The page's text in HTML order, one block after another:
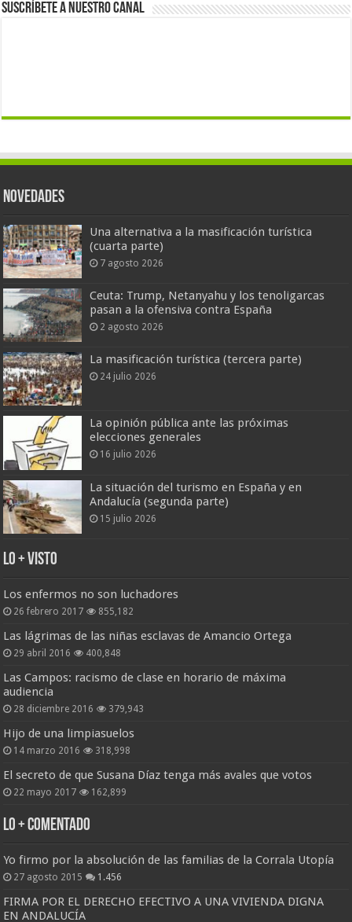
Suscríbete a nuestro canal
Novedades
Una alternativa a la masificación turística
(cuarta parte)
7 agosto 2026
Ceuta: Trump, Netanyahu y los tenoligarcas
pasan a la ofensiva contra España
2 agosto 2026
La masificación turística (tercera parte)
24 julio 2026
La opinión pública ante las próximas
elecciones generales
16 julio 2026
La situación del turismo en España y en
Andalucía (segunda parte)
15 julio 2026
Lo + Visto
Los enfermos no son luchadores
26 febrero 2017 855,182
Las lágrimas de las niñas esclavas de Amancio Ortega
29 abril 2016 400,848
Las Campos: racismo de clase en horario de máxima
audiencia
28 diciembre 2016 379,943
Hijo de una limpiasuelos
14 marzo 2016 318,998
El secreto de que Susana Díaz tenga más avales que votos
22 mayo 2017 162,899
Lo + Comentado
Yo firmo por la absolución de las familias de la Corrala Utopía
27 agosto 2015 1.456
FIRMA POR EL DERECHO EFECTIVO A UNA VIVIENDA DIGNA
EN ANDALUCÍA